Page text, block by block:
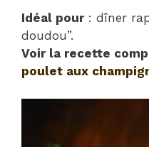
Idéal pour: dîner
doudou”.
Voir la recette
poulet aux